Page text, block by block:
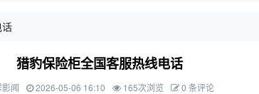
猎豹保险柜全国客服热线电话
闻 2026-05-06 16:10 165次浏览 0 条评论